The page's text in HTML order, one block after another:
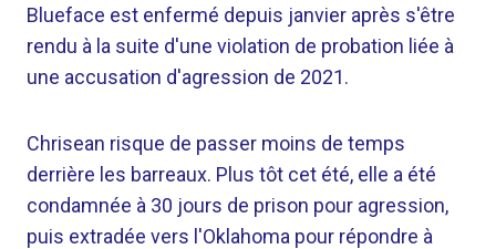
Blueface est enfermé depuis janvier après s'être
rendu à la suite d'une violation de probation liée à
une accusation d'agression de 2021.
Chrisean risque de passer moins de temps
derrière les barreaux. Plus tôt cet été, elle a été
condamnée à 30 jours de prison pour agression,
puis extradée vers l'Oklahoma pour répondre à